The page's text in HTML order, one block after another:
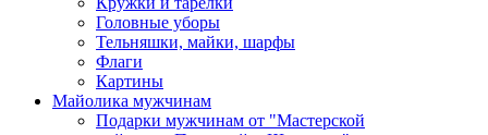
Головные уборы
Тельняшки, майки, шарфы
Флаги
Картины
Майолика мужчинам
Подарки мужчинам от "Мастерской